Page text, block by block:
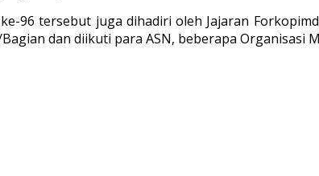
96 tersebut juga dihadiri oleh Jajaran
dan diikuti para ASN, beberapa Organisasi